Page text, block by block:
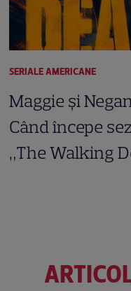
SERIALE AMERICANE
Maggie și
Când începe
„The Walking